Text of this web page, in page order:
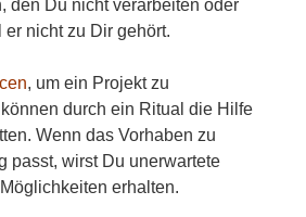
den Du nicht verarbeiten oder
nicht zu Dir gehört.
, um ein Projekt zu
durch ein Ritual die Hilfe
Wenn das Vorhaben zu
passt, wirst Du unerwartete
erhalten.